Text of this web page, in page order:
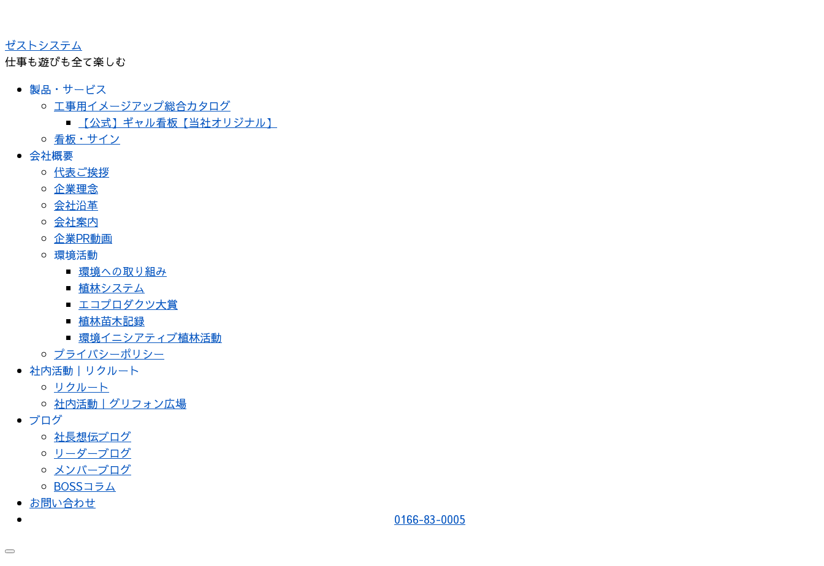
ゼストシステム
仕事も遊びも全て楽しむ
製品・サービス
工事用イメージアップ総合カタログ
【公式】ギャル看板【当社オリジナル】
看板・サイン
会社概要
代表ご挨拶
企業理念
会社沿革
会社案内
企業PR動画
環境活動
環境への取り組み
植林システム
エコプロダクツ大賞
植林苗木記録
環境イニシアティブ植林活動
プライバシーポリシー
社内活動｜リクルート
リクルート
社内活動｜グリフォン広場
ブログ
社長想伝ブログ
リーダーブログ
メンバーブログ
BOSSコラム
お問い合わせ
0166-83-0005